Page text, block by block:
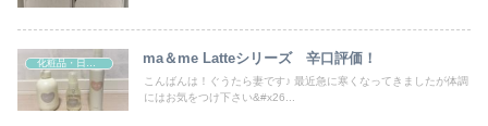
ma＆me Latteシリーズ 辛口評価！
こんばんは！ぐうたら妻です♪ 最近急に寒くなってきましたが体調
にはお気をつけ下さい&#x26...